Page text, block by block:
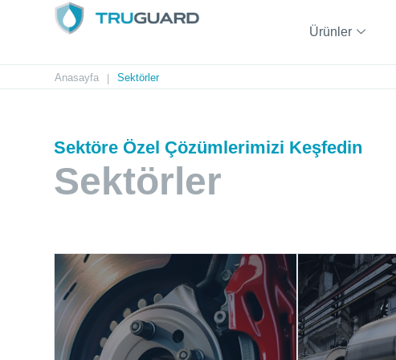
Ürünler
Anasayfa Sektörler
Sektöre Özel Çözümlerimizi Keşfedin
Sektörler